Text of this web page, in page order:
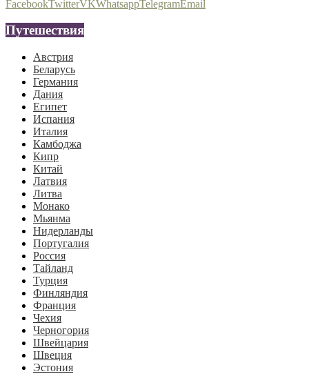
FacebookTwitterVKWhatsappTelegramEmail
Путешествия
Австрия
Беларусь
Германия
Дания
Египет
Испания
Италия
Камбоджа
Кипр
Китай
Латвия
Литва
Монако
Мьянма
Нидерланды
Португалия
Россия
Тайланд
Турция
Финляндия
Франция
Чехия
Черногория
Швейцария
Швеция
Эстония